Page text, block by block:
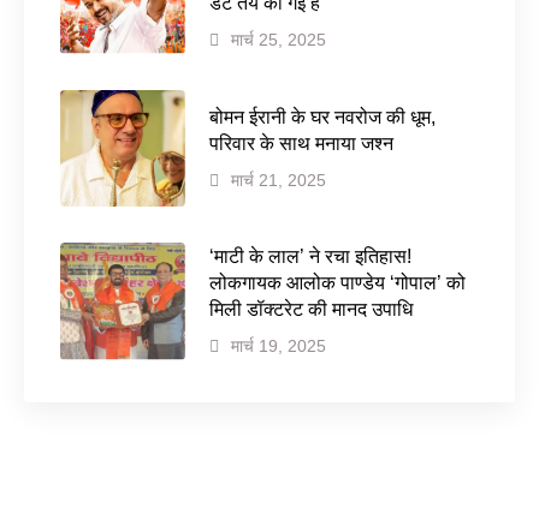
मार्च 25, 2025
बोमन ईरानी के घर नवरोज की धूम,
परिवार के साथ मनाया जश्न
मार्च 21, 2025
‘माटी के लाल’ ने रचा इतिहास!
लोकगायक आलोक पाण्डेय ‘गोपाल’ को
मिली डॉक्टरेट की मानद उपाधि
मार्च 19, 2025